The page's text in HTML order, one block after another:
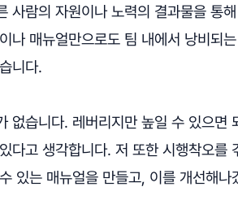
사람의 자원이나 노력의 결과물을 통
나 매뉴얼만으로도 팀 내에서 낭비되
니다.
없습니다. 레버리지만 높일 수 있으면
다고 생각합니다. 저 또한 시행착오를
있는 매뉴얼을 만들고, 이를 개선해나